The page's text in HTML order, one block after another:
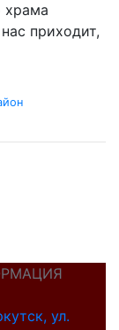
храма
приходит,
ул.